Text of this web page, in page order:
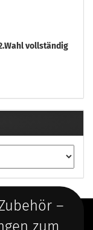
vollständig
–
zum